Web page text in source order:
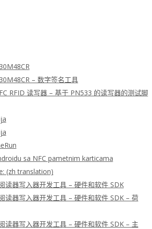
– 数字签名工具
RFID 读写器 – 基于 PN533 的读写器的测试脚
sa NFC pametnim karticama
(zh translation)
读器写入器开发工具 – 硬件和软件 SDK
读器写入器开发工具 – 硬件和软件 SDK – 荷
读器写入器开发工具 – 硬件和软件 SDK – 主